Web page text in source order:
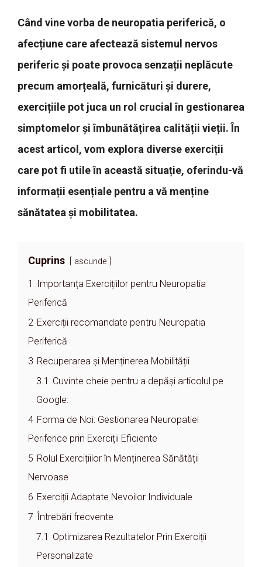
Când vine vorba de neuropatia periferică, o
afecțiune care afectează sistemul nervos
periferic și poate provoca senzații neplăcute
precum amorțeală, furnicături și durere,
exercițiile pot juca un rol crucial în gestionarea
simptomelor și îmbunătățirea calității vieții. În
acest articol, vom explora diverse exerciții
care pot fi utile în această situație, oferindu-vă
informații esențiale pentru a vă menține
sănătatea și mobilitatea.
Cuprins ascunde
1
Importanța Exercițiilor pentru Neuropatia
Periferică
2 Exerciții recomandate pentru Neuropatia
Periferică
3 Recuperarea și Menținerea Mobilității
3.1 Cuvinte cheie pentru a depăși articolul pe
Google:
4 Forma de Noi: Gestionarea Neuropatiei
Periferice prin Exerciții Eficiente
5 Rolul Exercițiilor în Menținerea Sănătății
Nervoase
6 Exerciții Adaptate Nevoilor Individuale
7 Întrebări frecvente
7.1 Optimizarea Rezultatelor Prin Exerciții
Personalizate